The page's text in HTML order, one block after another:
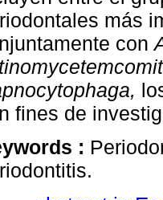
más
con
fines de
: